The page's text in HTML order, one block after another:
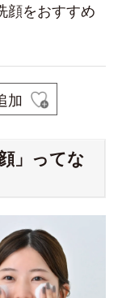
顔をおすすめ
加
」ってな